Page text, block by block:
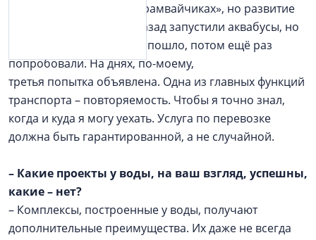
катаются на катерах и «трамвайчиках», но развитие
слабое. Несколько лет назад запустили аквабусы, но
без госсубсидий дело не пошло, потом ещё раз
попробовали. На днях, по-моему,
третья попытка объявлена. Одна из главных функций
транспорта – повторяемость. Чтобы я точно знал,
когда и куда я могу уехать. Услуга по перевозке
должна быть гарантированной, а не случайной.
– Какие проекты у воды, на ваш взгляд, успешны,
какие – нет?
– Комплексы, построенные у воды, получают
дополнительные преимущества. Их даже не всегда